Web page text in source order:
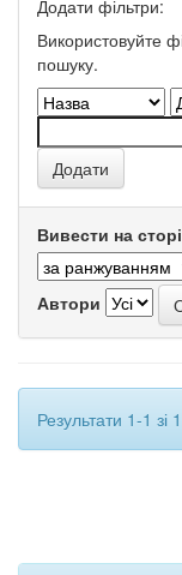
Додати фільтри:
Використовуйте
пошуку.
Вивести на
Автори
Результати 1-1